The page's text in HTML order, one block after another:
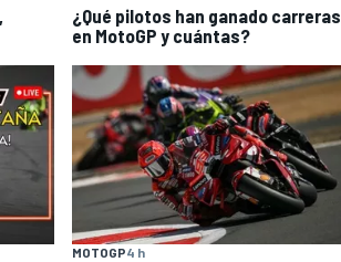
¿Qué pilotos han ganado carreras
en MotoGP y cuántas?
MOTOGP4 h